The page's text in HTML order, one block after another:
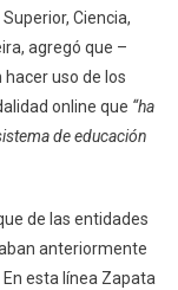
Ciencia,
agregó que –
uso de los
online que “ha
de educación
de las entidades
anteriormente
esta línea Zapata